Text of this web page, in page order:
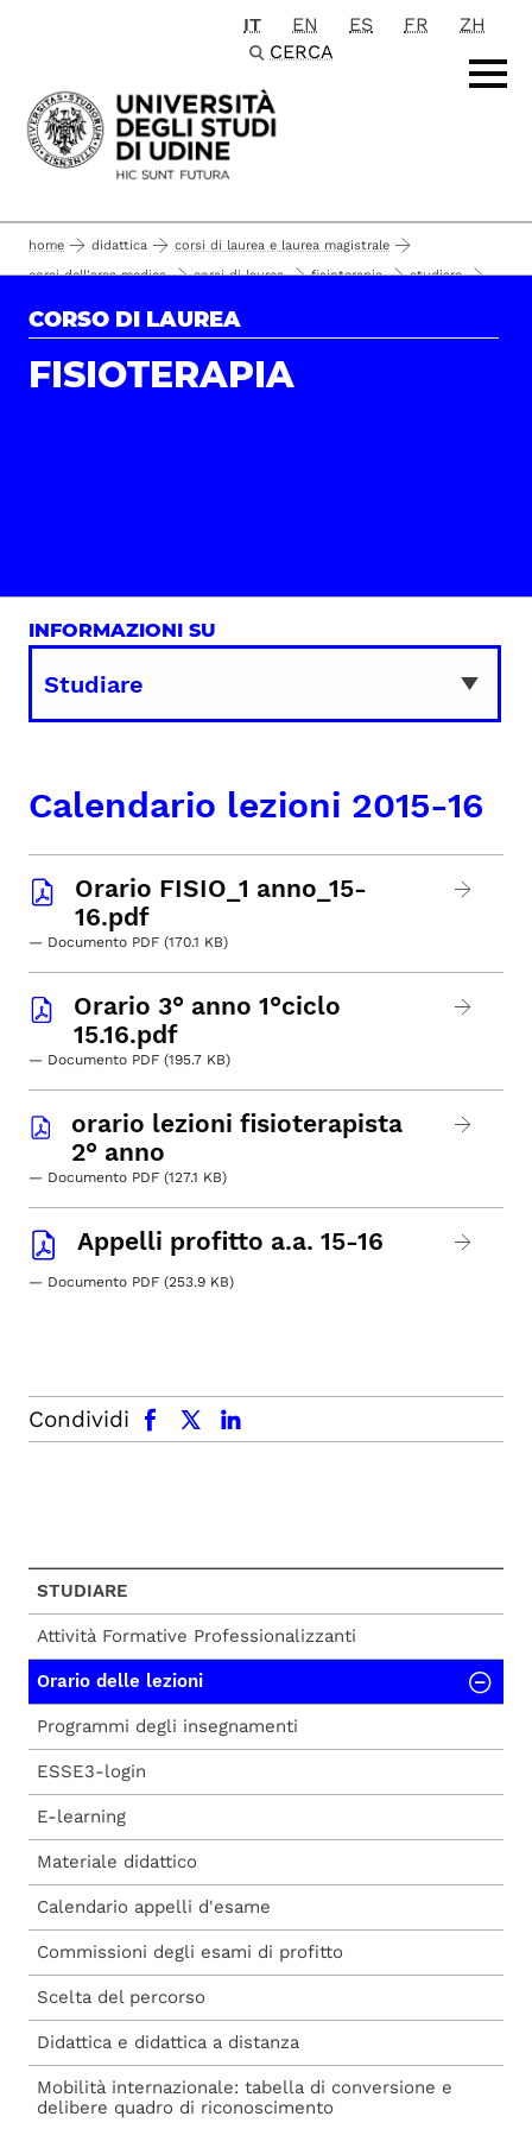
Passa al contenuto principale
IT EN ES FR
ZH
CERCA
home didattica
corsi di laurea e laurea magistrale
corsi dell'area medica
corsi di laurea fisioterapia studiare
orario delle lezioni calendario lezioni 2015-16
CORSO DI LAUREA
FISIOTERAPIA
INFORMAZIONI SU
Calendario lezioni 2015-16
Orario FISIO_1 anno_15-
16.pdf
— Documento PDF (170.1 KB)
Orario 3° anno 1°ciclo
15.16.pdf
— Documento PDF (195.7 KB)
orario lezioni fisioterapista
2° anno
— Documento PDF (127.1 KB)
Appelli profitto a.a. 15-16
— Documento PDF (253.9 KB)
Condividi
facebook x.com linkedin
STUDIARE
Attività Formative Professionalizzanti
Orario delle lezioni
Programmi degli insegnamenti
ESSE3-login
E-learning
Materiale didattico
Calendario appelli d'esame
Commissioni degli esami di profitto
Scelta del percorso
Didattica e didattica a distanza
Mobilità internazionale: tabella di conversione e
delibere quadro di riconoscimento